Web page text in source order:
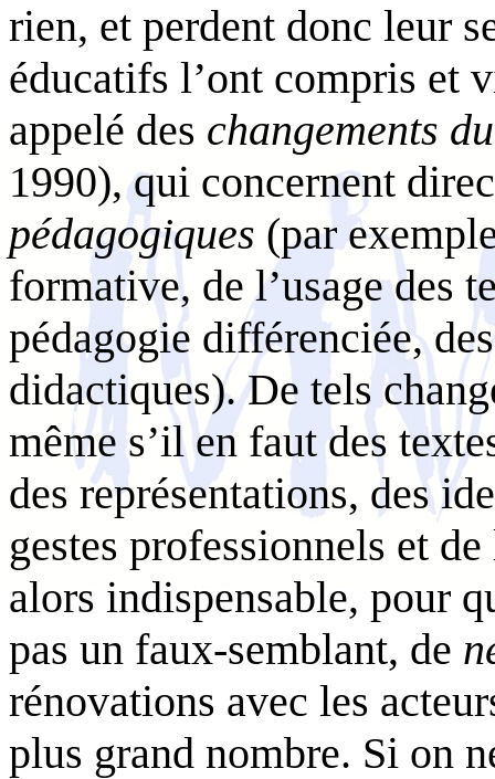
rien, et perdent donc leur
éducatifs l’ont compris et
appelé des changements
1990), qui concernent
pédagogiques (par
formative, de l’usage des
pédagogie différenciée,
didactiques). De tels
même s’il en faut des
des représentations, des
gestes professionnels et
alors indispensable, pour
pas un faux-semblant, de
rénovations avec les
plus grand nombre. Si on